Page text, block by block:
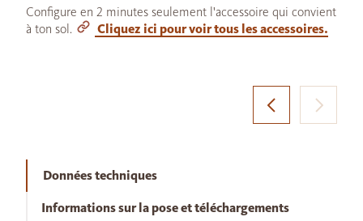
Configure en 2 minutes seulement l'accessoire qui convient
à ton sol.
Cliquez ici pour voir tous les accessoires.
Données techniques
Informations sur la pose et téléchargements